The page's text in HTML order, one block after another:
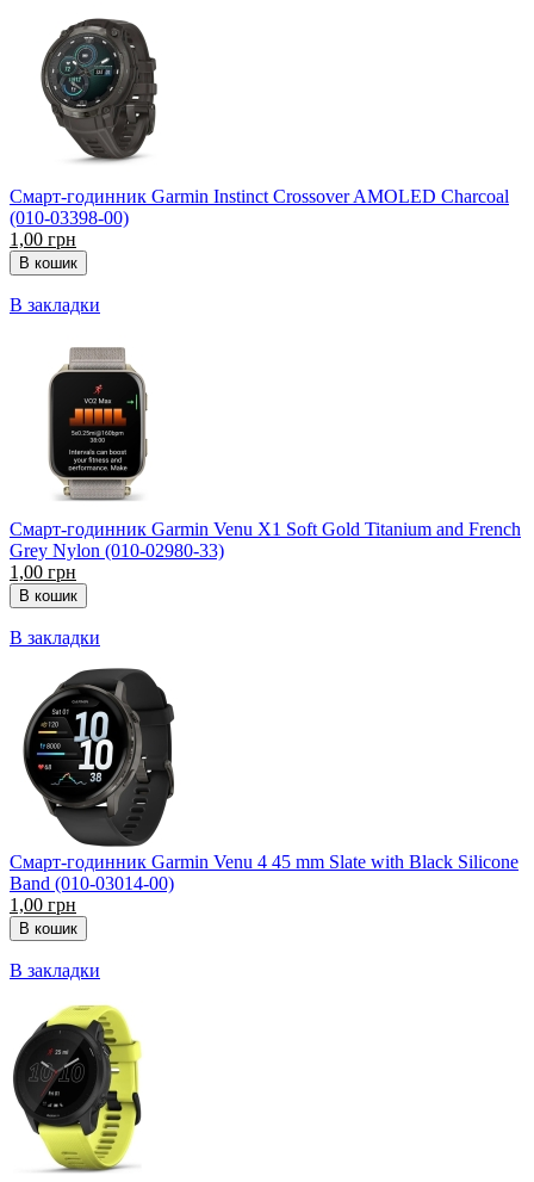
Смарт-годинник Garmin Instinct Crossover AMOLED Charcoal
(010-03398-00)
1,00 грн
В закладки
Смарт-годинник Garmin Venu X1 Soft Gold Titanium and French
Grey Nylon (010-02980-33)
1,00 грн
В закладки
Смарт-годинник Garmin Venu 4 45 mm Slate with Black Silicone
Band (010-03014-00)
1,00 грн
В закладки